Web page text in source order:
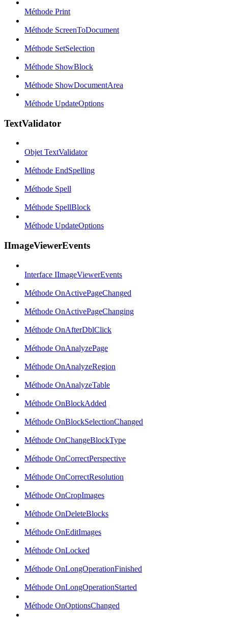
Méthode Print
Méthode ScreenToDocument
Méthode SetSelection
Méthode ShowBlock
Méthode ShowDocumentArea
Méthode UpdateOptions
TextValidator
Objet TextValidator
Méthode EndSpelling
Méthode Spell
Méthode SpellBlock
Méthode UpdateOptions
IImageViewerEvents
Interface IImageViewerEvents
Méthode OnActivePageChanged
Méthode OnActivePageChanging
Méthode OnAfterDblClick
Méthode OnAnalyzePage
Méthode OnAnalyzeRegion
Méthode OnAnalyzeTable
Méthode OnBlockAdded
Méthode OnBlockSelectionChanged
Méthode OnChangeBlockType
Méthode OnCorrectPerspective
Méthode OnCorrectResolution
Méthode OnCropImages
Méthode OnDeleteBlocks
Méthode OnEditImages
Méthode OnLocked
Méthode OnLongOperationFinished
Méthode OnLongOperationStarted
Méthode OnOptionsChanged